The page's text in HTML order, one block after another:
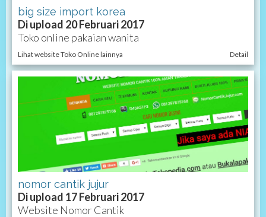
big size import korea
Di upload 20 Februari 2017
Toko online pakaian wanita
Lihat website Toko Online lainnya Detail
nomor cantik jujur
Di upload 17 Februari 2017
Website Nomor Cantik